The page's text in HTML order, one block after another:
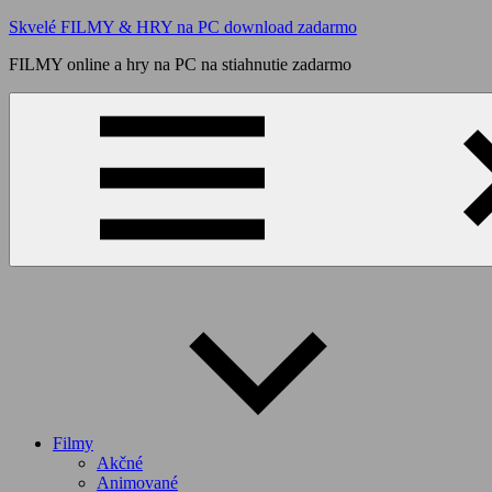
Skip
content
Skvelé FILMY & HRY na PC download zadarmo
FILMY online a hry na PC na stiahnutie zadarmo
Filmy
Akčné
Animované